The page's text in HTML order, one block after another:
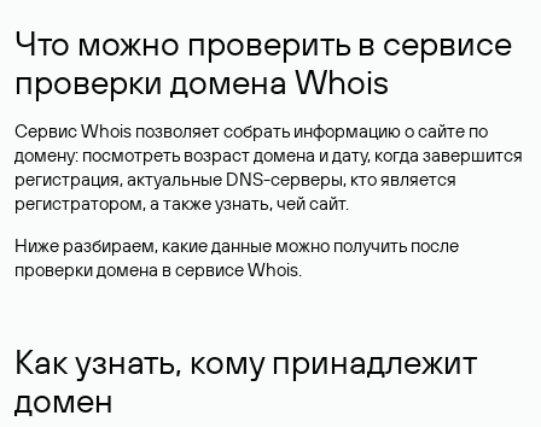
Что можно проверить в сервисе
проверки домена Whois
Сервис Whois позволяет собрать информацию о сайте по
домену: посмотреть возраст домена и дату, когда завершится
регистрация, актуальные DNS-серверы, кто является
регистратором, а также узнать, чей сайт.
Ниже разбираем, какие данные можно получить после
проверки домена в сервисе Whois.
Как узнать, кому принадлежит
домен